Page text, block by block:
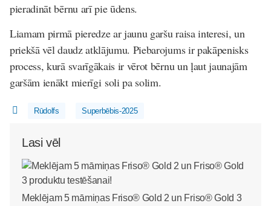
pieradināt bērnu arī pie ūdens.
Liamam pirmā pieredze ar jaunu garšu raisa interesi, un
priekšā vēl daudz atklājumu. Piebarojums ir pakāpenisks
process, kurā svarīgākais ir vērot bērnu un ļaut jaunajām
garšām ienākt mierīgi soli pa solim.
Rūdolfs Superbēbis-2025
Lasi vēl
Meklējam 5 māmiņas Friso® Gold 2 un Friso® Gold 3